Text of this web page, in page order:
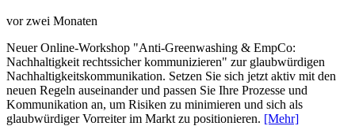
vor zwei Monaten
Neuer Online-Workshop "Anti-Greenwashing & EmpCo:
Nachhaltigkeit rechtssicher kommunizieren" zur glaubwürdigen
Nachhaltigkeitskommunikation. Setzen Sie sich jetzt aktiv mit den
neuen Regeln auseinander und passen Sie Ihre Prozesse und
Kommunikation an, um Risiken zu minimieren und sich als
glaubwürdiger Vorreiter im Markt zu positionieren. [Mehr]